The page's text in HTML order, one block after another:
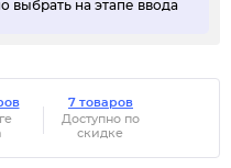
выбрать на этапе ввода
7 товаров
Доступно по
скидке